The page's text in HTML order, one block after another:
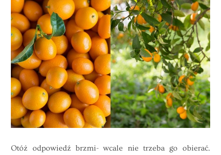
Otóż odpowiedź brzmi- wcale nie trzeba go obierać.